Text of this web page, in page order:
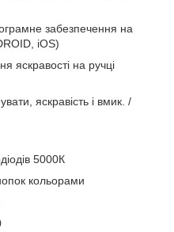
забезпечення на
iOS)
яскравості на ручці
яскравість і вмик. /
5000К
кольорами